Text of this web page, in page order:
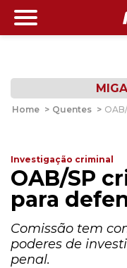
Home > Quentes >
Investigação criminal
OAB/SP
para
Comissão tem
poderes de
penal.